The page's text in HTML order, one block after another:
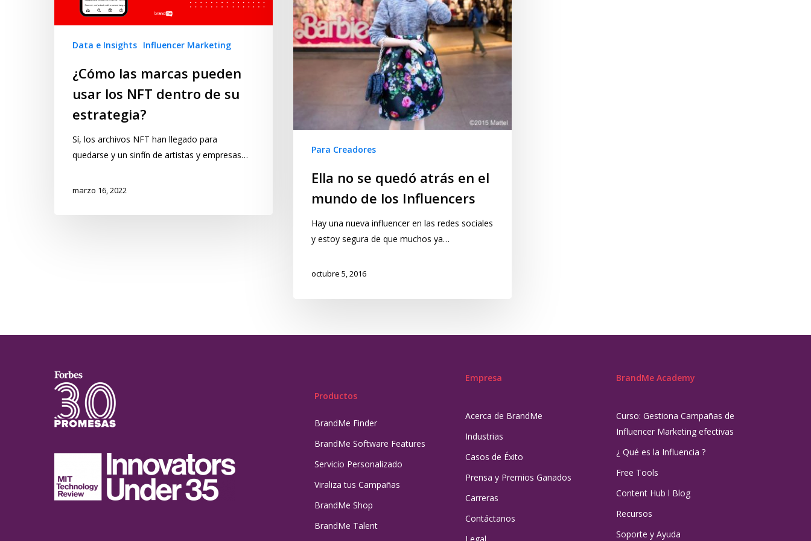
Data e Insights Influencer Marketing
¿Cómo las marcas pueden
usar los NFT dentro de su
estrategia?
Sí, los archivos NFT han llegado para
quedarse y un sinfín de artistas y empresas…
marzo 16, 2022
Para Creadores
Ella no se quedó atrás en el
mundo de los Influencers
Hay una nueva influencer en las redes sociales
y estoy segura de que muchos ya…
octubre 5, 2016
Productos
BrandMe Finder
BrandMe Software Features
Servicio Personalizado
Viraliza tus Campañas
BrandMe Shop
BrandMe Talent
Empresa
Acerca de BrandMe
Industrias
Casos de Éxito
Prensa y Premios Ganados
Carreras
Contáctanos
BrandMe Academy
Curso: Gestiona Campañas de
Influencer Marketing efectivas
¿ Qué es la Influencia ?
Free Tools
Content Hub l Blog
Recursos
Soporte y Ayuda